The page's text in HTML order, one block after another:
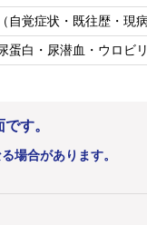
自覚症状・既往歴・現
蛋白・尿潜血・ウロビ
す。
場合があります。